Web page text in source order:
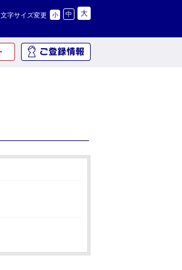
文字サイズ変更 小 中 大